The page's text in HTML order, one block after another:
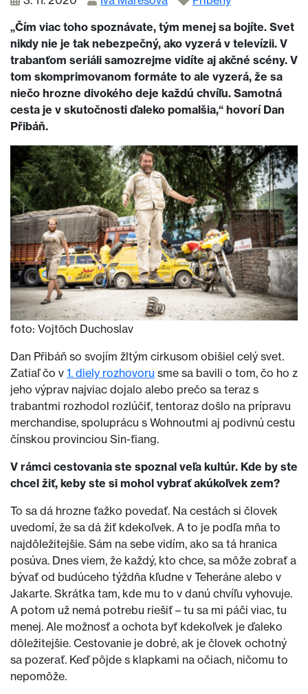
„Čím viac toho spoznávate, tým menej sa bojíte. Svet
nikdy nie je tak nebezpečný, ako vyzerá v televízii. V
trabanťom seriáli samozrejme vidíte aj akčné scény. V
tom skomprimovanom formáte to ale vyzerá, že sa
niečo hrozne divokého deje každú chvíľu. Samotná
cesta je v skutočnosti ďaleko pomalšia,“ hovorí Dan
Přibáň.
foto: Vojtōch Duchoslav
Dan Přibáň so svojím žltým cirkusom obišiel celý svet.
Zatiaľ čo v 1. diely rozhovoru sme sa bavili o tom, čo ho z
jeho výprav najviac dojalo alebo prečo sa teraz s
trabantmi rozhodol rozlúčiť, tentoraz došlo na prípravu
merchandise, spoluprácu s Wohnoutmi aj podivnú cestu
čínskou provinciou Sin-ťiang.
V rámci cestovania ste spoznal veľa kultúr. Kde by ste
chcel žiť, keby ste si mohol vybrať akúkoľvek zem?
To sa dá hrozne ťažko povedať. Na cestách si človek
uvedomí, že sa dá žiť kdekoľvek. A to je podľa mňa to
najdôležitejšie. Sám na sebe vidím, ako sa tá hranica
posúva. Dnes viem, že každý, kto chce, sa môže zobrať a
bývať od budúceho týždňa kľudne v Teheráne alebo v
Jakarte. Skrátka tam, kde mu to v danú chvíľu vyhovuje.
A potom už nemá potrebu riešiť – tu sa mi páči viac, tu
menej. Ale možnosť a ochota byť kdekoľvek je ďaleko
dôležitejšie. Cestovanie je dobré, ak je človek ochotný
sa pozerať. Keď pôjde s klapkami na očiach, ničomu to
nepomôže.